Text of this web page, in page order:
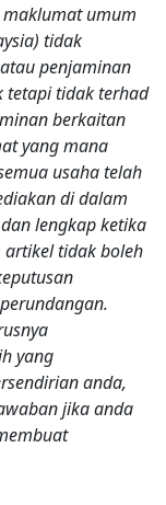
umum
tidak
penjaminan
tetapi tidak terhad
berkaitan
yang mana
usaha telah
di dalam
lengkap ketika
tidak boleh
yang
anda,
jika anda